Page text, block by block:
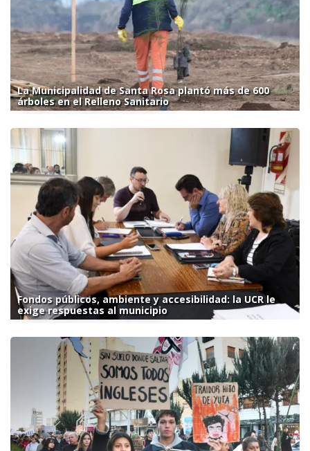
La Municipalidad de Santa Rosa plantó más de 600
árboles en el Relleno Sanitario
Fondos públicos, ambiente y accesibilidad: la UCR le
exige respuestas al municipio